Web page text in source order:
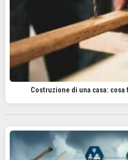
Costruzione di una casa: